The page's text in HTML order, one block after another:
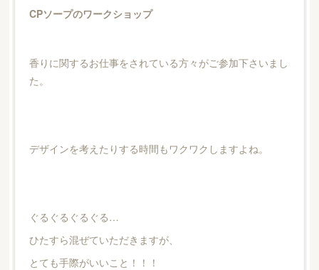
CPソープのワークショップ
香りに関するお仕事をされている方々がご参加下さいまし
た。
デザインを考えたりする時間もワクワクしますよね。
ぐるぐるぐるぐる…
ひたすら混ぜていただきますが、
とても手際がいいこと！！！